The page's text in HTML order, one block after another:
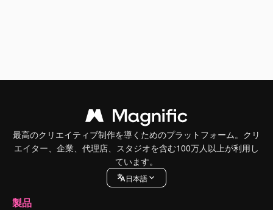
最高のクリエイティブ制作を導くためのプラットフォーム。クリ
エイター、企業、代理店、スタジオを含む100万人以上が利用し
ています。
日本語
製品